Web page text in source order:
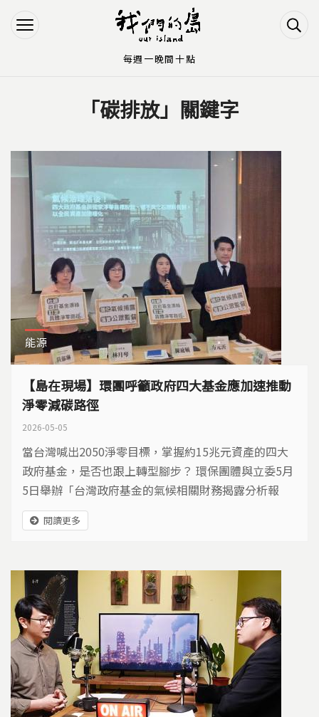
Jump to Navigation
Jump to Main content
「碳排放」關鍵字
能源
【島在現場】環團呼籲政府四大基金應加速推動
淨零減碳路徑
2026-05-05
當台灣喊出2050淨零目標，掌握約15兆元資產的四大
政府基金，是否也跟上轉型腳步？ 環保團體與立委5月
5日舉辦「台灣政府基金的氣候相關財務揭露分析報
告」記者會，公布勞退、勞保、退撫與郵政儲金等四大
政府基金，在氣候相關財務揭露上明顯落後，減碳路徑
金暴露於氣候與財務雙重風險。
閱讀更多
每週一晚間十點